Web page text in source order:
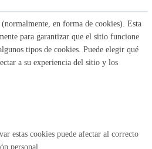
oficiales
Negativo
del tipo de actividad a
en forma de cookies). Esta
para garantizar que el sitio funcione
tipos de cookies. Puede elegir qué
a su experiencia del sitio y los
estas cookies puede afectar al correcto
personal.